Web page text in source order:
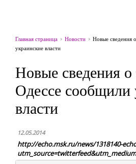
Главная страница Новости
Новые сведения
украинские власти
Новые сведения о
Одессе сообщили
власти
12.05.2014
http://echo.msk.ru/news/1318140-